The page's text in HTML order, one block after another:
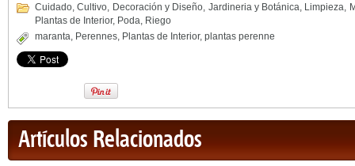
Cuidado,Cultivo, Decoración y Diseño, Jardineria y Botánica, Limpieza,
Plantas de Interior, Poda, Riego
maranta, Perennes, Plantas de Interior, plantas perenne
Artículos Relacionados